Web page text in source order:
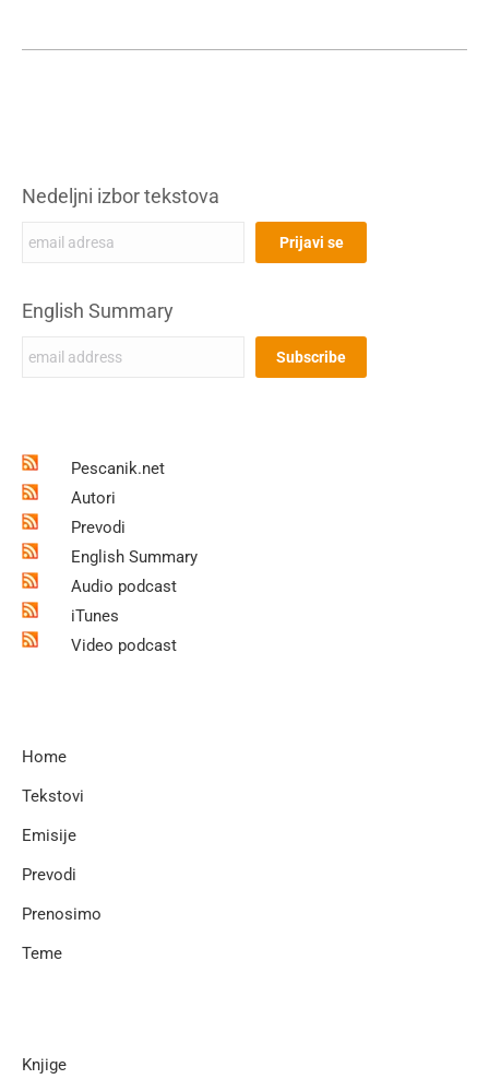
Nedeljni izbor tekstova
English Summary
Pescanik.net
Autori
Prevodi
English Summary
Audio podcast
iTunes
Video podcast
Home
Tekstovi
Emisije
Prevodi
Prenosimo
Teme
Knjige